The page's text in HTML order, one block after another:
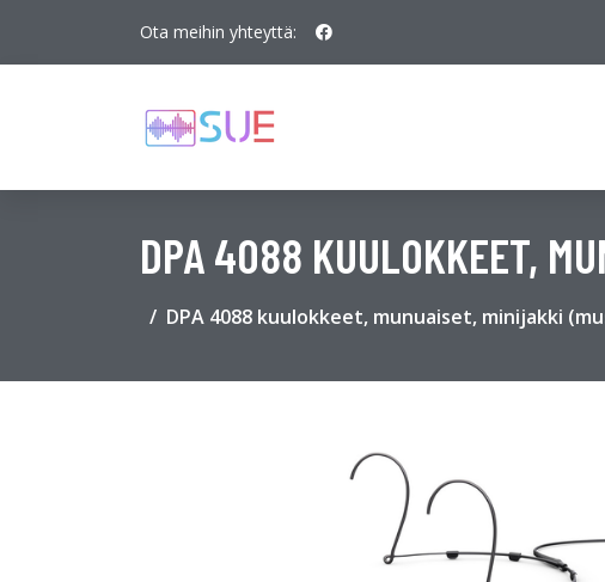
Ota meihin yhteyttä:
DPA 4088 KUULOKKEET,
DPA 4088 kuulokkeet, munuaiset, minijakki